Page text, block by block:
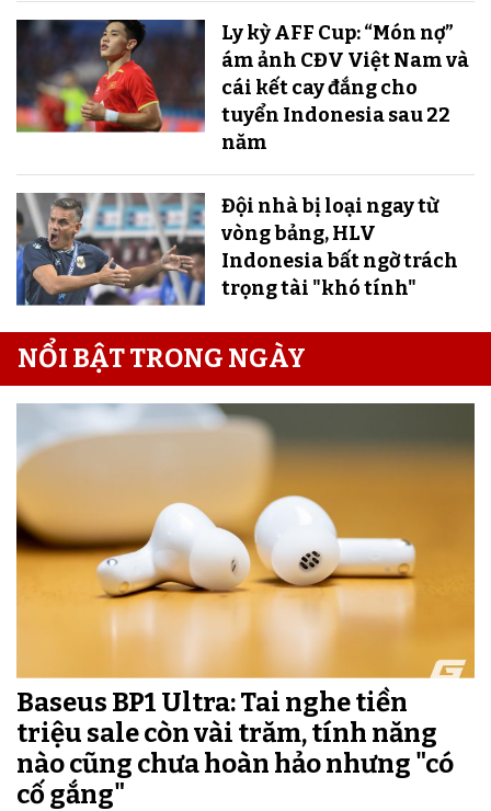
Ly kỳ AFF Cup: “Món nợ”
ám ảnh CĐV Việt Nam và
cái kết cay đắng cho
tuyển Indonesia sau 22
năm
Đội nhà bị loại ngay từ
vòng bảng, HLV
Indonesia bất ngờ trách
trọng tài "khó tính"
NỔI BẬT TRONG NGÀY
Baseus BP1 Ultra: Tai nghe tiền
triệu sale còn vài trăm, tính năng
nào cũng chưa hoàn hảo nhưng "có
cố gắng"